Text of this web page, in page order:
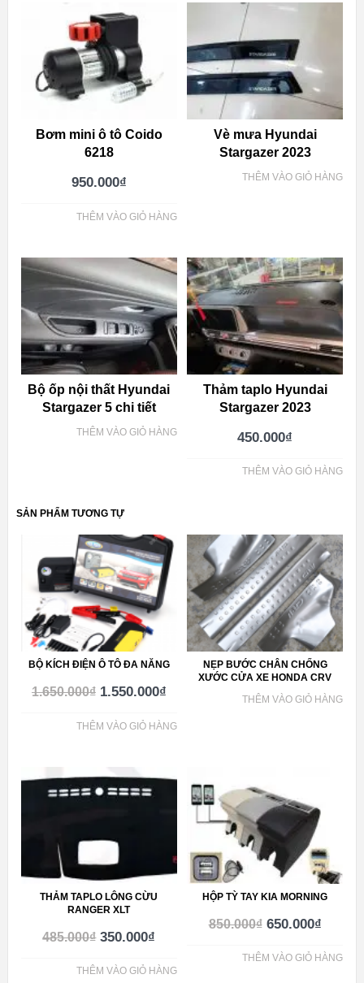
Bơm mini ô tô Coido
6218
950.000₫
THÊM VÀO GIỎ HÀNG
Vè mưa Hyundai
Stargazer 2023
THÊM VÀO GIỎ HÀNG
Bộ ốp nội thất Hyundai
Stargazer 5 chi tiết
THÊM VÀO GIỎ HÀNG
Thảm taplo Hyundai
Stargazer 2023
450.000₫
THÊM VÀO GIỎ HÀNG
SẢN PHẨM TƯƠNG TỰ
BỘ KÍCH ĐIỆN Ô TÔ ĐA NĂNG
1.650.000₫ 1.550.000₫
THÊM VÀO GIỎ HÀNG
NẸP BƯỚC CHÂN CHỐNG
XƯỚC CỬA XE HONDA CRV
THÊM VÀO GIỎ HÀNG
THẢM TAPLO LÔNG CỪU
RANGER XLT
485.000₫ 350.000₫
THÊM VÀO GIỎ HÀNG
HỘP TỲ TAY KIA MORNING
850.000₫ 650.000₫
THÊM VÀO GIỎ HÀNG